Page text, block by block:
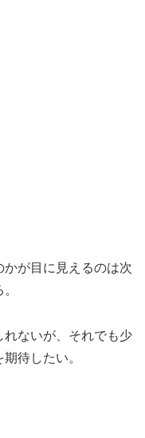
が目に見えるのは次
れないが、それでも少
待したい。